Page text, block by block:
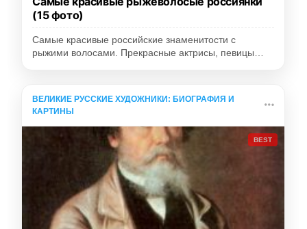
(15 фото)
Самые красивые российские знаменитости с
рыжими волосами. Прекрасные актрисы, певицы…
ВЕЛИКИЕ РУССКИЕ ХУДОЖНИКИ: БИОГРАФИЯ И
КАРТИНЫ
BEST